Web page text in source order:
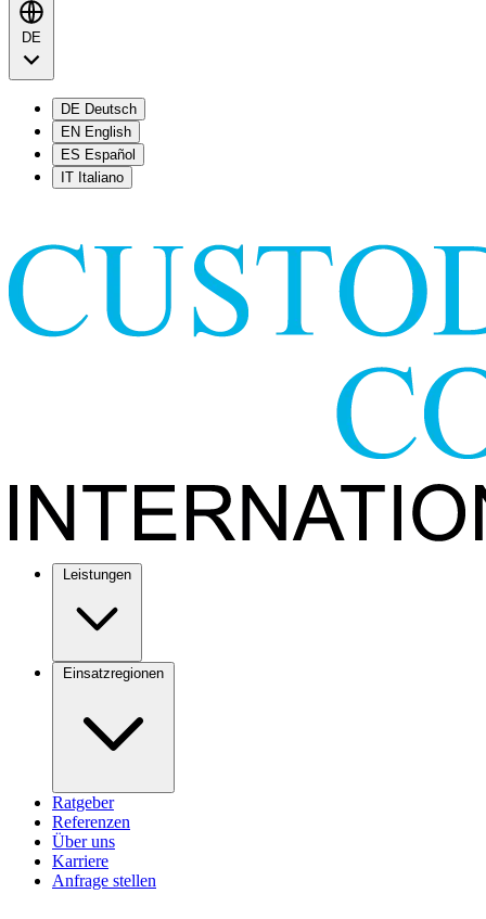
DE
DE Deutsch
EN English
ES Español
IT Italiano
Ratgeber
Referenzen
Über uns
Karriere
Anfrage stellen